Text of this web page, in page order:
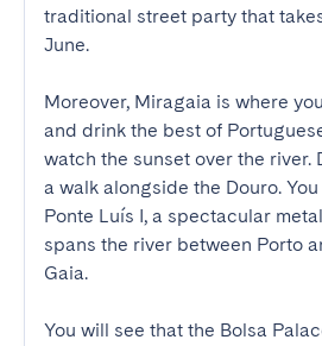
traditional street party that
June.
Moreover, Miragaia is where
and drink the best of
watch the sunset over the river.
a walk alongside the Douro.
Ponte Luís I, a spectacular
spans the river between Porto
Gaia.
You will see that the Bolsa